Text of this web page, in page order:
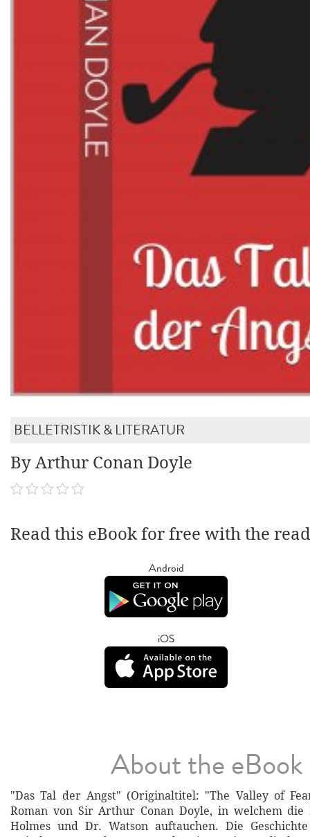
BELLETRISTIK & LITERATUR
By Arthur Conan Doyle
Read this eBook for free with the
Android
iOS
About the eBook
"Das Tal der Angst" (Originaltitel: "The Valley of
Roman von Sir Arthur Conan Doyle, in welchem die
Holmes und Dr. Watson auftauchen. Die